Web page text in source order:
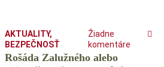
AKTUALITY,
BEZPEČNOSŤ
Žiadne
komentáre
Rošáda Zalužného alebo